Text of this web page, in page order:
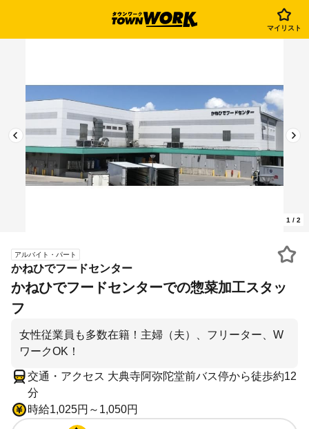
マイリスト
1 / 2
アルバイト・パート
かねひでフードセンター
かねひでフードセンターでの惣菜加工スタッ
フ
女性従業員も多数在籍！主婦（夫）、フリーター、W
ワークOK！
交通・アクセス 大典寺阿弥陀堂前バス停から徒歩約12
分
時給1,025円～1,050円